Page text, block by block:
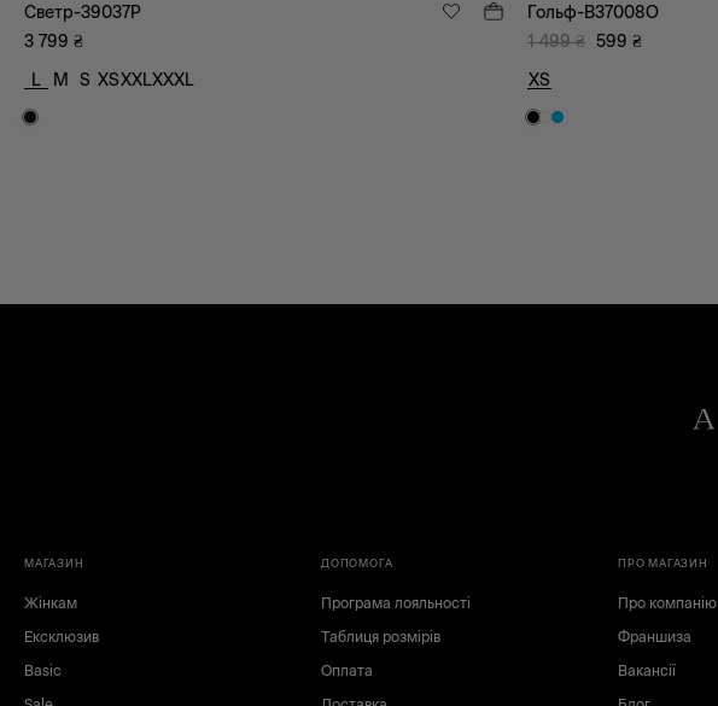
Светр-39037P
3 799 ₴
L
M S XSXXLXXXL
Гольф-B37008O
1 499 ₴ 599 ₴
XS
МАГАЗИН
Жінкам
Ексклюзив
Basic
ДОПОМОГА
Програма лояльності
Таблиця розмірів
Оплата
ПРО МАГАЗИН
Про компанію
Франшиза
Вакансії